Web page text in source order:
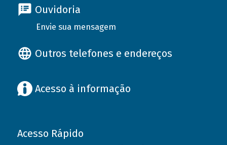
Ouvidoria
Envie sua mensagem
Outros telefones e endereços
Acesso à informação
Acesso Rápido